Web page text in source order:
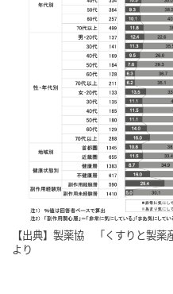
【出典】製薬協 「くすりと製薬
より